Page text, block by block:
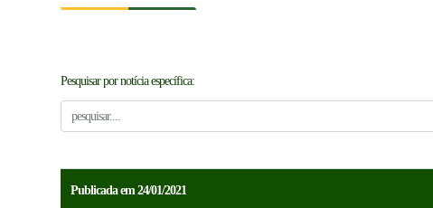
Pesquisar por notícia específica:
Publicada em 24/01/2021